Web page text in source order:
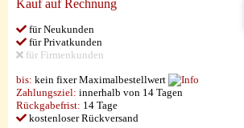
Kauf auf Rechnung
für Neukunden
für Privatkunden
für Firmenkunden
bis: kein fixer Maximalbestellwert
Zahlungsziel: innerhalb von 14 Tagen
Rückgabefrist: 14 Tage
kostenloser Rückversand